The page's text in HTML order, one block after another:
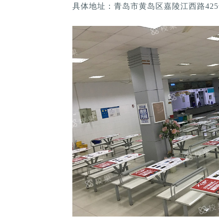
具体地址：青岛市黄岛区嘉陵江西路